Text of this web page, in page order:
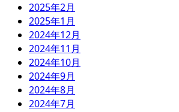
2025年2月
2025年1月
2024年12月
2024年11月
2024年10月
2024年9月
2024年8月
2024年7月